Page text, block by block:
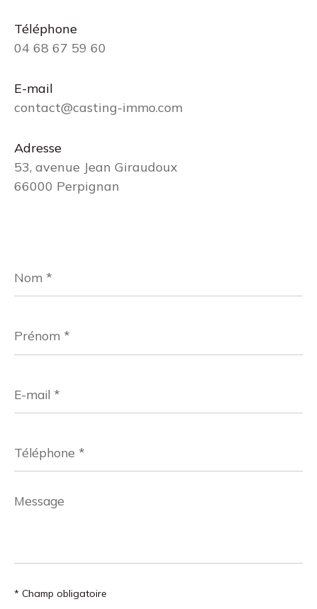
Téléphone
04 68 67 59 60
E-mail
contact@casting-immo.com
Adresse
53, avenue Jean Giraudoux
66000 Perpignan
*
*
mail
*
*
Message
*
* Champ obligatoire